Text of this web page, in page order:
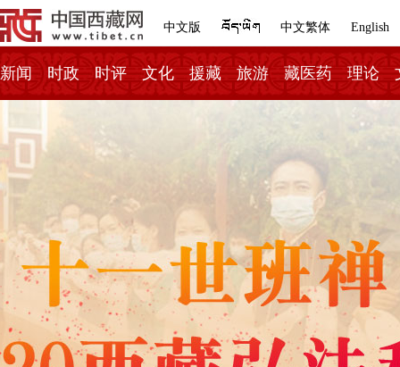
中文版 中文繁体 English
新闻 时政 时评 文化 援藏 旅游 藏医药 理论